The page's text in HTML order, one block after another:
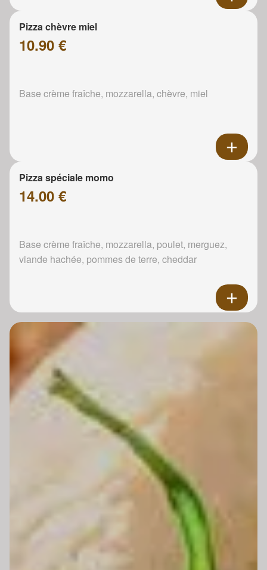
Pizza chèvre miel
10.90 €
Base crème fraîche, mozzarella, chèvre, miel
Pizza spéciale momo
14.00 €
Base crème fraîche, mozzarella, poulet, merguez,
viande hachée, pommes de terre, cheddar